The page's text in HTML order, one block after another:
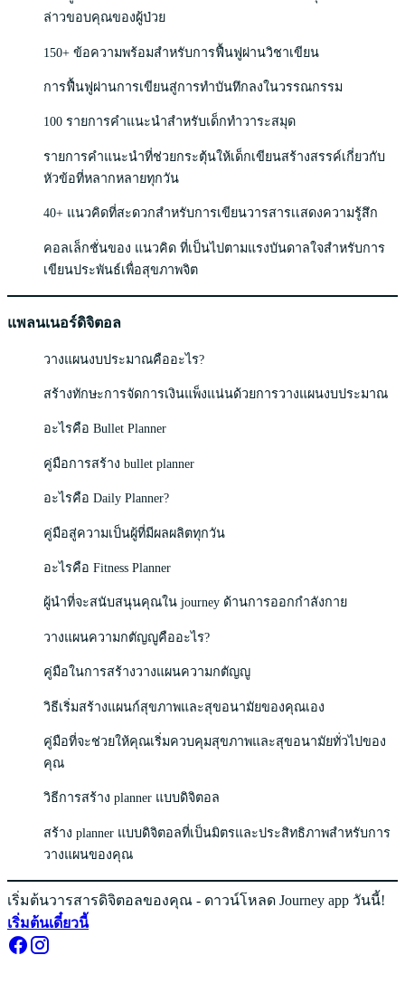
ล่าวขอบคุณของผู้ป่วย
150+ ข้อความพร้อมสำหรับการฟื้นฟูผ่านวิชาเขียน
การฟื้นฟูผ่านการเขียนสู่การทำบันทึกลงในวรรณกรรม
100 รายการคำแนะนำสำหรับเด็กทำวาระสมุด
รายการคำแนะนำที่ช่วยกระตุ้นให้เด็กเขียนสร้างสรรค์เกี่ยวกับ
หัวข้อที่หลากหลายทุกวัน
40+ แนวคิดที่สะดวกสำหรับการเขียนวารสารเเสดงความรู้สึก
คอลเล็กชั่นของ แนวคิด ที่เป็นไปตามแรงบันดาลใจสำหรับการ
เขียนประพันธ์เพื่อสุขภาพจิต
แพลนเนอร์ดิจิตอล
วางแผนงบประมาณคืออะไร?
สร้างทักษะการจัดการเงินแพ็งแน่นด้วยการวางแผนงบประมาณ
อะไรคือ Bullet Planner
คู่มือการสร้าง bullet planner
อะไรคือ Daily Planner?
คู่มือสู่ความเป็นผู้ที่มีผลผลิตทุกวัน
อะไรคือ Fitness Planner
ผู้นำที่จะสนับสนุนคุณใน journey ด้านการออกกำลังกาย
วางแผนความกตัญญูคืออะไร?
คู่มือในการสร้างวางแผนความกตัญญู
วิธีเริ่มสร้างแผนก์สุขภาพและสุขอนามัยของคุณเอง
คู่มือที่จะช่วยให้คุณเริ่มควบคุมสุขภาพและสุขอนามัยทั่วไปของ
คุณ
วิธีการสร้าง planner แบบดิจิตอล
สร้าง planner แบบดิจิตอลที่เป็นมิตรและประสิทธิภาพสำหรับการ
วางแผนของคุณ
เริ่มต้นวารสารดิจิตอลของคุณ - ดาวน์โหลด Journey app วันนี้!
เริ่มต้นเดี๋ยวนี้